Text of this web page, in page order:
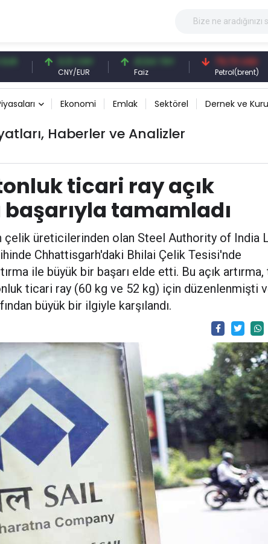
0,13 CNY
CNY/EUR
41,54 TRY 79,73 USD
Petrol(brent)
Ekonomi Emlak Sektörel Dernek ve
Haberler ve Analizler
ticari ray açık
başarıyla tamamladı
çelik üreticilerinden olan Steel Authority of India
Chhattisgarh'daki Bhilai Çelik Tesisi'nde
ile büyük bir başarı elde etti. Bu açık artırma,
ticari ray (60 kg ve 52 kg) için düzenlenmişti
büyük bir ilgiyle karşılandı.